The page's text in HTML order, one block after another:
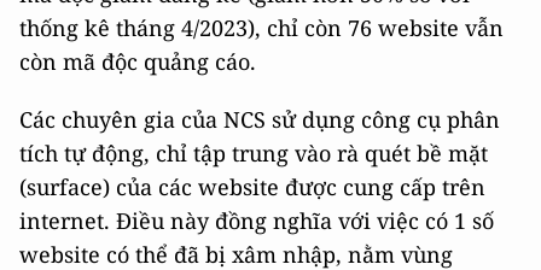
thống kê tháng 4/2023), chỉ còn 76 website vẫn
còn mã độc quảng cáo.
Các chuyên gia của NCS sử dụng công cụ phân
tích tự động, chỉ tập trung vào rà quét bề mặt
(surface) của các website được cung cấp trên
internet. Điều này đồng nghĩa với việc có 1 số
website có thể đã bị xâm nhập, nằm vùng